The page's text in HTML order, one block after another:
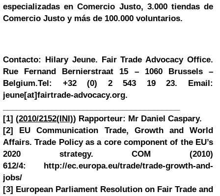
especializadas en Comercio Justo, 3.000 tiendas de
Comercio Justo y más de 100.000 voluntarios.
Contacto: Hilary Jeune. Fair Trade Advocacy Office.
Rue Fernand Bernierstraat 15 – 1060 Brussels–
Belgium.Tel: +32 (0) 2 543 19 23. Email:
jeune[at]fairtrade-advocacy.org.
[1] (2010/2152(INI)) Rapporteur: Mr Daniel Caspary.
[2] EU Communication Trade, Growth and World
Affairs. Trade Policy as a core component of the EU’s
2020 strategy. COM (2010)
612/4: http://ec.europa.eu/trade/trade-growth-and-
jobs/
[3] European Parliament Resolution on Fair Trade and